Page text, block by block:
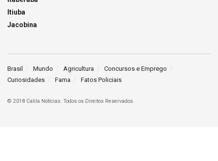
Itiuba
Jacobina
Brasil Mundo Agricultura
Concursos e Emprego
Curiosidades
Fama Fatos Policiais
© 2018 Calila Notícias. Todos os Direitos Reservados.